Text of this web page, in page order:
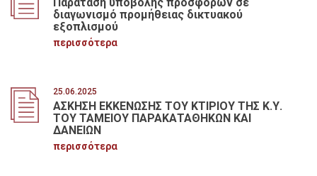
διαγωνισμό προμήθειας δικτυακού
εξοπλισμού
περισσότερα
25.06.2025
ΑΣΚΗΣΗ ΕΚΚΕΝΩΣΗΣ ΤΟΥ ΚΤΙΡΙΟΥ ΤΗΣ Κ.Υ.
ΤΟΥ ΤΑΜΕΙΟΥ ΠΑΡΑΚΑΤΑΘΗΚΩΝ ΚΑΙ
ΔΑΝΕΙΩΝ
περισσότερα